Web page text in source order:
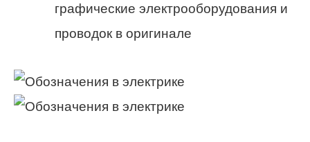
графические электрооборудования и
проводок в оригинале